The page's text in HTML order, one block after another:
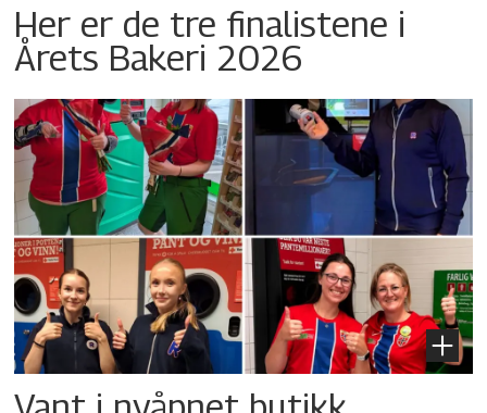
Her er de tre finalistene i
Årets Bakeri 2026